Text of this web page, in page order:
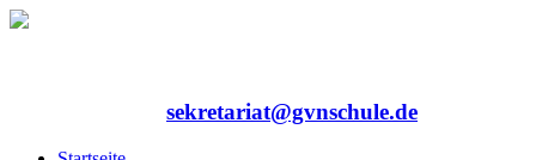
sekretariat@gvnschule.de